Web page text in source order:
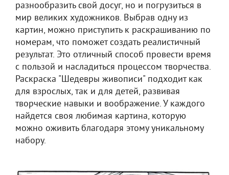
разнообразить свой досуг, но и погрузиться в
мир великих художников. Выбрав одну из
картин, можно приступить к раскрашиванию по
номерам, что поможет создать реалистичный
результат. Это отличный способ провести время
с пользой и насладиться процессом творчества.
Раскраска "Шедевры живописи" подходит как
для взрослых, так и для детей, развивая
творческие навыки и воображение. У каждого
найдется своя любимая картина, которую
можно оживить благодаря этому уникальному
набору.